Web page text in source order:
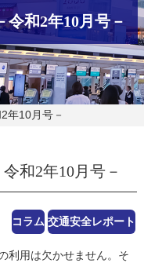
令和2年10月号－
年10月号－
和2年10月号－
コラム 交通安全レポート
利用は欠かせません。そ